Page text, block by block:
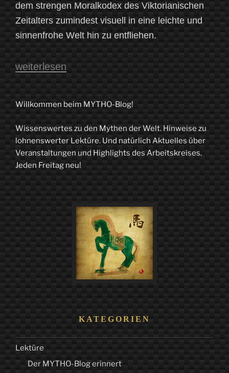
dem strengen Moralkodex des Viktorianischen
Zeitalters zumindest visuell in eine leichte und
sinnenfrohe Welt hin zu entfliehen.
„Des
gefährliche
weiterlesen
Willkommen beim MYTHO-Blog!
Wissenswertes zu den Mythen der Welt. Hinweise zu
lohnenswerter Lektüre. Und natürlich Aktuelles über
Veranstaltungen und Highlights des Arbeitskreises.
Jeden Freitag neu!
KATEGORIEN
Lektüre
Der MYTHO-Blog erinnert